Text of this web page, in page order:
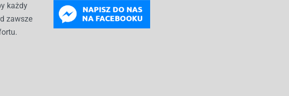
każdy
zawsze